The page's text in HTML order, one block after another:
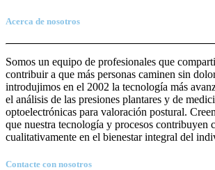
Acerca de nosotros
Somos un equipo de profesionales que
contribuir a que más personas caminen sin
introdujimos en el 2002 la tecnología más
el análisis de las presiones plantares y de
optoelectrónicas para valoración postural.
que nuestra tecnología y procesos contribuyen
cualitativamente en el bienestar integral del
Contacte con nosotros